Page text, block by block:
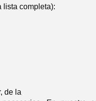
lista completa):
de la